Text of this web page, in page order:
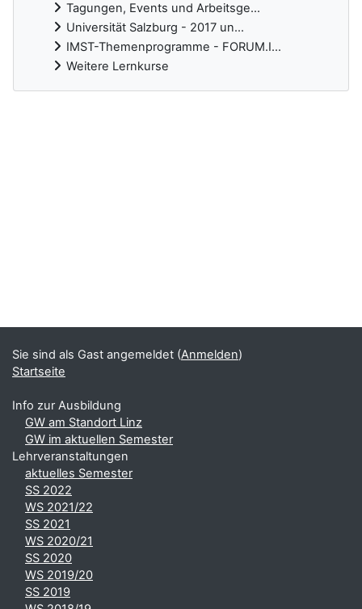
Tagungen, Events und Arbeitsge...
Universität Salzburg - 2017 un...
IMST-Themenprogramme - FORUM.I...
Weitere Lernkurse
Sie sind als Gast angemeldet (Anmelden)
Startseite
Info zur Ausbildung
GW am Standort Linz
GW im aktuellen Semester
Lehrveranstaltungen
aktuelles Semester
SS 2022
WS 2021/22
SS 2021
WS 2020/21
SS 2020
WS 2019/20
SS 2019